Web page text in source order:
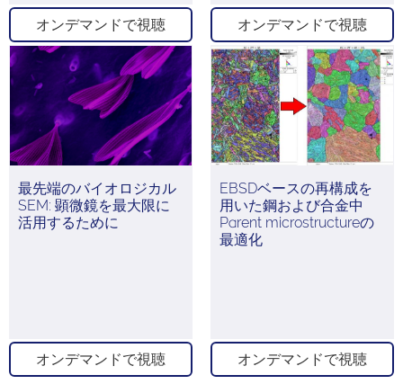
オンデマンドで視聴 オンデマンドで視聴
最先端のバイオロジカル
SEM: 顕微鏡を最大限に
活用するために
オンデマンドで視聴
EBSDベースの再構成を
用いた鋼および合金中
Parent microstructureの
最適化
オンデマンドで視聴